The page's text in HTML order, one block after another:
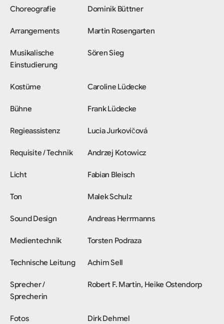
Choreografie Dominik Büttner
Arrangements Martin Rosengarten
Musikalische
Einstudierung
Sören Sieg
Kostüme Caroline Lüdecke
Bühne Frank Lüdecke
Regieassistenz Lucia Jurkovičová
Requisite / Technik Andrzej Kotowicz
Licht Fabian Bleisch
Ton Malek Schulz
Sound Design Andreas Herrmanns
Medientechnik Torsten Podraza
Technische Leitung Achim Sell
Sprecher /
Sprecherin
Robert F. Martin, Heike Ostendorp
Fotos Dirk Dehmel